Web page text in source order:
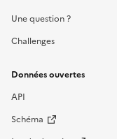
Une question ?
Challenges
Données ouvertes
API
Schéma